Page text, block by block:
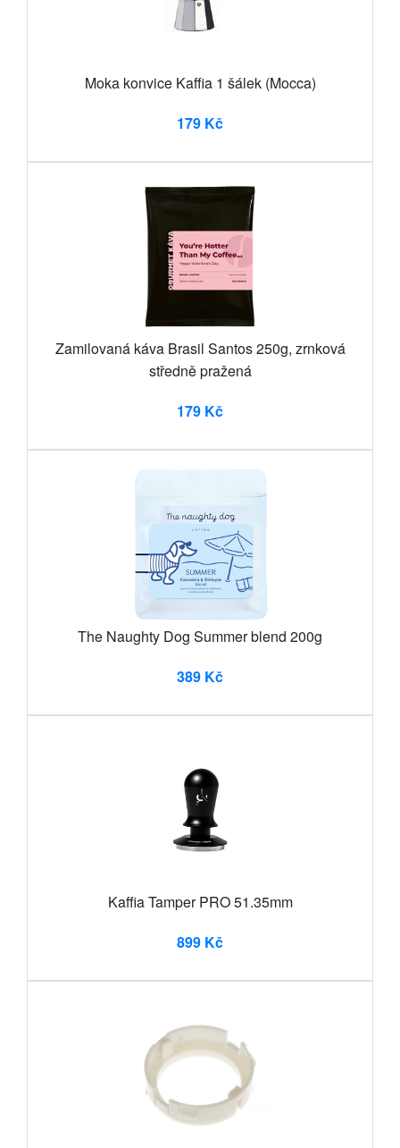
Moka konvice Kaffia 1 šálek (Mocca)
179 Kč
Zamilovaná káva Brasil Santos 250g, zrnková
středně pražená
179 Kč
The Naughty Dog Summer blend 200g
389 Kč
Kaffia Tamper PRO 51.35mm
899 Kč